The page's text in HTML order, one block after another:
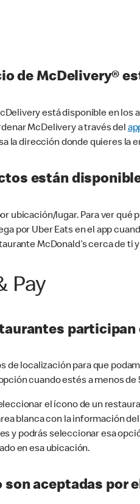
de McDelivery®
está disponible en los
McDelivery a través del
la dirección donde quieres la
están
ubicación/lugar. Para ver
por Uber Eats en el app
McDonald’s cerca de
Pay
participan
de localización para que
cuando estés a menos
el ícono de un
blanca con la información
y podrás seleccionar esa
en esa ubicación.
son aceptadas por